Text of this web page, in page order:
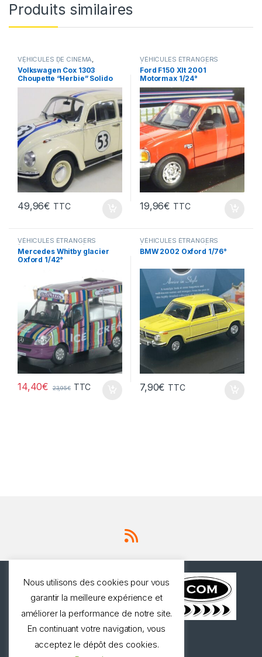
Produits similaires
VÉHICULES DE CINEMA,
VÉHICULES ÉTRANGERS
(voitures,camions ...)
Volkswagen Cox 1303
Choupette “Herbie” Solido
1/18°
49,96€ TTC
VÉHICULES ÉTRANGERS
(voitures,camions ...)
Ford F150 Xlt 2001
Motormax 1/24°
19,96€ TTC
VÉHICULES ÉTRANGERS
(voitures,camions ...)
Mercedes Whitby glacier
Oxford 1/42°
14,40€ 23,95€ TTC
VÉHICULES ÉTRANGERS
(voitures,camions ...)
BMW 2002 Oxford 1/76°
7,90€ TTC
nous!
Nous utilisons des cookies pour vous
garantir la meilleure expérience et
améliorer la performance de notre site.
En continuant votre navigation, vous
acceptez le dépôt des cookies.